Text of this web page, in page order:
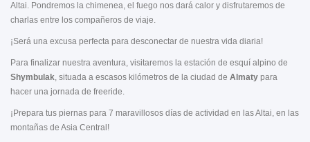
Altai. Pondremos la chimenea, el fuego nos dará calor y disfrutaremos de
charlas entre los compañeros de viaje.
¡Será una excusa perfecta para desconectar de nuestra vida diaria!
Para finalizar nuestra aventura, visitaremos la estación de esquí alpino de
Shymbulak, situada a escasos kilómetros de la ciudad de Almaty para
hacer una jornada de freeride.
¡Prepara tus piernas para 7 maravillosos días de actividad en las Altai, en las
montañas de Asia Central!